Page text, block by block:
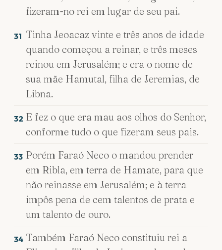
fizeram-no rei em lugar de seu pai.
31 Tinha Jeoacaz vinte e três anos de idade
quando começou a reinar, e três meses
reinou em Jerusalém; e era o nome de
sua mãe Hamutal, filha de Jeremias, de
Libna.
32 E fez o que era mau aos olhos do Senhor,
conforme tudo o que fizeram seus pais.
33 Porém Faraó Neco o mandou prender
em Ribla, em terra de Hamate, para que
não reinasse em Jerusalém; e à terra
impôs pena de cem talentos de prata e
um talento de ouro.
34 Também Faraó Neco constituiu rei a